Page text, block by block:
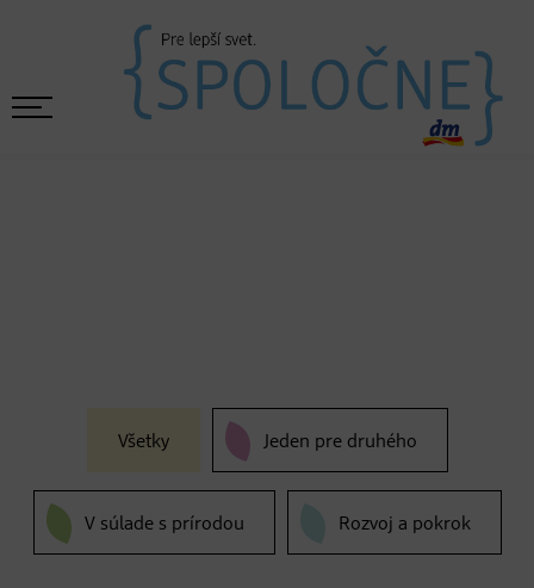
Všetky Jeden pre druhého
V súlade s prírodou Rozvoj a pokrok